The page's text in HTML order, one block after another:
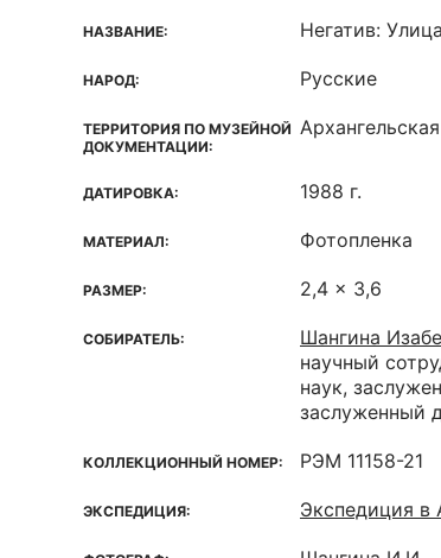
НАЗВАНИЕ: Негатив: Улица
НАРОД: Русские
ТЕРРИТОРИЯ ПО МУЗЕЙНОЙ
ДОКУМЕНТАЦИИ:
ДАТИРОВКА: 1988 г.
МАТЕРИАЛ: Фотопленка
РАЗМЕР: 2,4 x 3,6
СОБИРАТЕЛЬ: Шангина
научный
наук,
заслуженный
КОЛЛЕКЦИОННЫЙ НОМЕР: РЭМ 11158-21
ЭКСПЕДИЦИЯ: Экспедиция в